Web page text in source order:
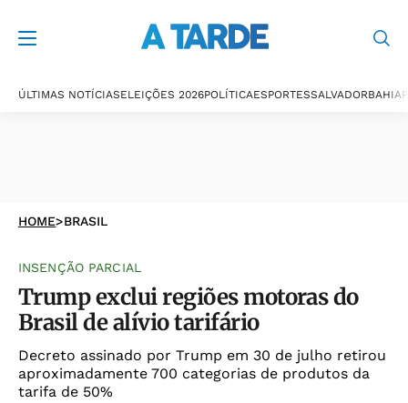
ÚLTIMAS NOTÍCIASELEIÇÕES 2026POLÍTICAESPORTESSALVADORBAHIA
HOME>BRASIL
INSENÇÃO PARCIAL
Trump exclui regiões motoras do
Brasil de alívio tarifário
Decreto assinado por Trump em 30 de julho retirou
aproximadamente 700 categorias de produtos da
tarifa de 50%